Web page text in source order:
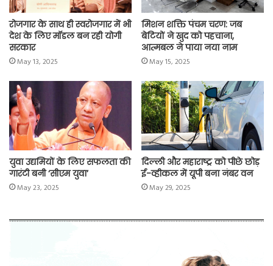
रोजगार के साथ ही स्वरोजगार में भी
देश के लिए मॉडल बन रही योगी
सरकार
May 13, 2025
मिशन शक्ति पंचम चरण: जब
बेटियों ने खुद को पहचाना,
आत्मबल ने पाया नया नाम
May 15, 2025
युवा उद्यमियों के लिए सफलता की
गारंटी बनी ‘सीएम युवा’
May 23, 2025
दिल्ली और महाराष्ट्र को पीछे छोड़
ई-व्हीकल में यूपी बना नंबर वन
May 29, 2025